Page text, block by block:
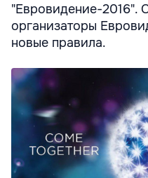
"Евровидение-2016".
организаторы
новые правила.